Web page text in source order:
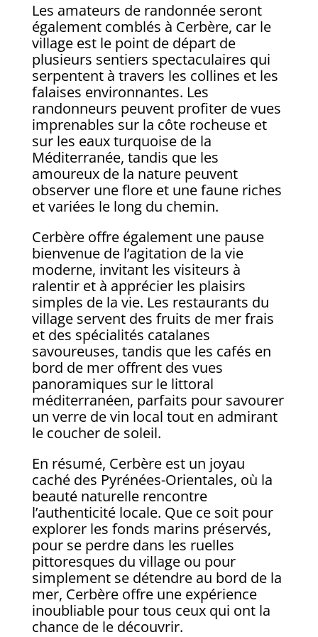
Les amateurs de randonnée seront
également comblés à Cerbère, car le
village est le point de départ de
plusieurs sentiers spectaculaires qui
serpentent à travers les collines et les
falaises environnantes. Les
randonneurs peuvent profiter de vues
imprenables sur la côte rocheuse et
sur les eaux turquoise de la
Méditerranée, tandis que les
amoureux de la nature peuvent
observer une flore et une faune riches
et variées le long du chemin.
Cerbère offre également une pause
bienvenue de l’agitation de la vie
moderne, invitant les visiteurs à
ralentir et à apprécier les plaisirs
simples de la vie. Les restaurants du
village servent des fruits de mer frais
et des spécialités catalanes
savoureuses, tandis que les cafés en
bord de mer offrent des vues
panoramiques sur le littoral
méditerranéen, parfaits pour savourer
un verre de vin local tout en admirant
le coucher de soleil.
En résumé, Cerbère est un joyau
caché des Pyrénées-Orientales, où la
beauté naturelle rencontre
l’authenticité locale. Que ce soit pour
explorer les fonds marins préservés,
pour se perdre dans les ruelles
pittoresques du village ou pour
simplement se détendre au bord de la
mer, Cerbère offre une expérience
inoubliable pour tous ceux qui ont la
chance de le découvrir.